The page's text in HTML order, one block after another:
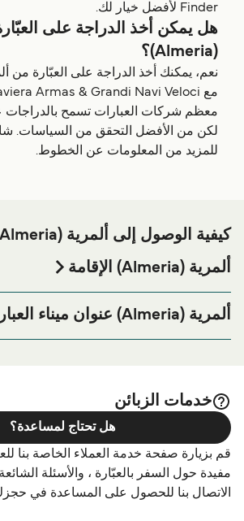
Finder لأفضل خيار لك.
هل يمكن أخذ الدراجة على العبّارة
معظم شركات العبارات تسمح بالدراجات
للمزيد من المعلومات عن الخطوط.
كيفية الوصول إلى ألمرية (Almeria) ميناء العبارات
ألمرية (Almeria) الإقامة
ميناء العبارة قبل أو بعد رحلتك أو إذا كنت
لإقامتك بالكامل، يرجى زيارة موقعنا على
ألمرية (Almeria) عنوان ميناء العبارات
خدمات الزبائن
قم بزيارة صفحة خدمة العملاء الخاصة بنا
مفيدة حول السفر بالعبّارة ، والأسئلة الشائعة
الاتصال بنا للحصول على المساعدة في حجزك
هل تحتاج لمساعدة؟